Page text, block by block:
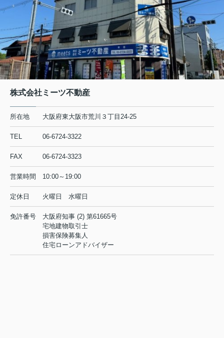
株式会社ミーツ不動産
所在地 大阪府東大阪市荒川３丁目24-25
TEL 06-6724-3322
FAX 06-6724-3323
営業時間 10:00～19:00
定休日 火曜日 水曜日
免許番号
大阪府知事 (2) 第61665号
宅地建物取引士
損害保険募集人
住宅ローンアドバイザー